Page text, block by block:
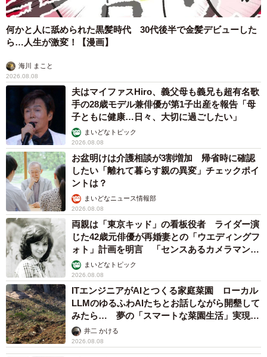
何かと人に舐められた黒髪時代 30代後半で金髪デビューした
ら…人生が激変！【漫画】
海川 まこと
2026.08.08
夫はマイファスHiro、義父母も義兄も超有名歌
手の28歳モデル兼俳優が第1子出産を報告「母
子ともに健康…日々、大切に過ごしたい」
まいどなトピック
2026.08.08
お盆明けは介護相談が3割増加 帰省時に確認
したい「離れて暮らす親の異変」チェックポイ
ントは？
まいどなニュース情報部
2026.08.08
両親は「東京キッド」の看板役者 ライダー演
じた42歳元俳優が再婚妻との「ウエディングフ
ォト」計画を明言 「センスあるカメラマン求
む」まいどなトピック
2026.08.08
ITエンジニアがAIとつくる家庭菜園 ローカル
LLMのゆるふわAIたちとお話しながら開墾して
みたら… 夢の「スマートな菜園生活」実現な
るか井二 かける
2026.08.08